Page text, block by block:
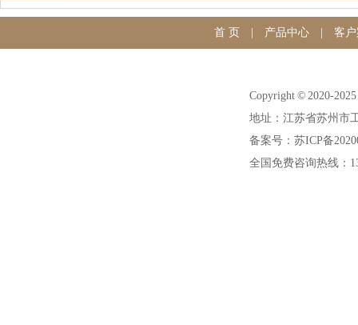
首 页 产品中心| 客
Copyright © 2020-
地址：江苏省苏州市
备案号：苏ICP备
全国免费咨询热线：